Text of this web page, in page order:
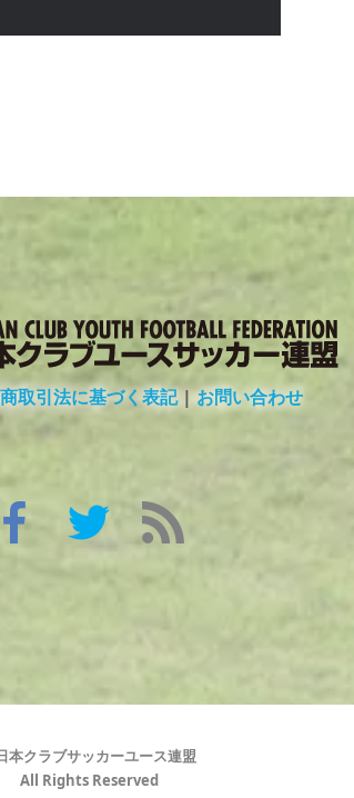
取引法に基づく表記|お問い合わせ
本クラブサッカーユース連盟
All Rights Reserved